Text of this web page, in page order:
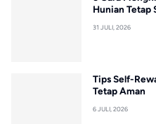
Hunian Tetap
31 JULI, 2026
Tips Self-
Tetap Aman
6 JULI, 2026